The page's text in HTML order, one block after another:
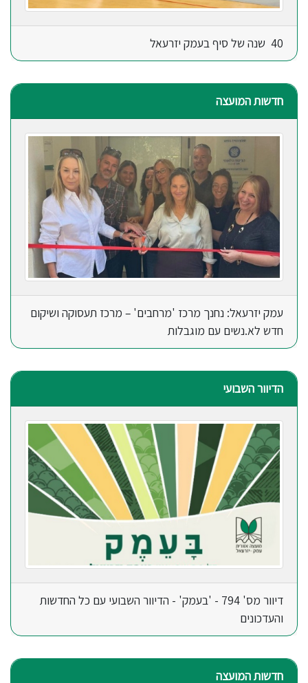
40 שנה של סיף בעמק יזרעאל
חדשות המועצה
עמק יזרעאל: נחנך מרכז 'מרחבים' – מרכז תעסוקה ושיקום
חדש לא.נשים עם מוגבלות
הדיוור השבועי
דיוור מס' 794 - 'בעמק' - הדיוור השבועי עם כל החדשות
והעדכונים
חדשות המועצה